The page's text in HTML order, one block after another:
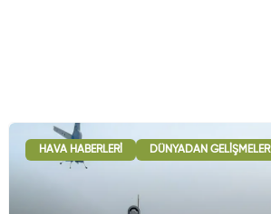
HAVA HABERLERI DÜNYADAN GELIŞMELER